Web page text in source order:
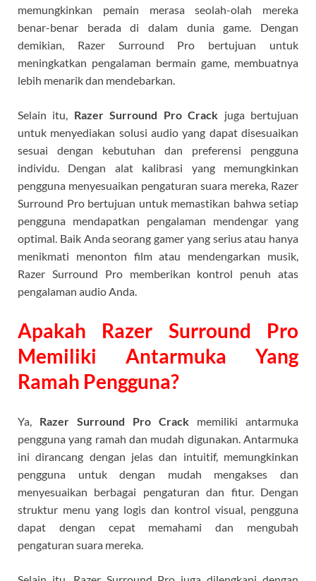
memungkinkan pemain merasa seolah-olah mereka
benar-benar berada di dalam dunia game. Dengan
demikian, Razer Surround Pro bertujuan untuk
meningkatkan pengalaman bermain game, membuatnya
lebih menarik dan mendebarkan.
Selain itu, Razer Surround Pro Crack juga bertujuan
untuk menyediakan solusi audio yang dapat disesuaikan
sesuai dengan kebutuhan dan preferensi pengguna
individu. Dengan alat kalibrasi yang memungkinkan
pengguna menyesuaikan pengaturan suara mereka, Razer
Surround Pro bertujuan untuk memastikan bahwa setiap
pengguna mendapatkan pengalaman mendengar yang
optimal. Baik Anda seorang gamer yang serius atau hanya
menikmati menonton film atau mendengarkan musik,
Razer Surround Pro memberikan kontrol penuh atas
pengalaman audio Anda.
Apakah Razer Surround Pro
Memiliki Antarmuka Yang
Ramah Pengguna?
Ya, Razer Surround Pro Crack memiliki antarmuka
pengguna yang ramah dan mudah digunakan. Antarmuka
ini dirancang dengan jelas dan intuitif, memungkinkan
pengguna untuk dengan mudah mengakses dan
menyesuaikan berbagai pengaturan dan fitur. Dengan
struktur menu yang logis dan kontrol visual, pengguna
dapat dengan cepat memahami dan mengubah
pengaturan suara mereka.